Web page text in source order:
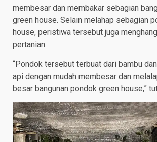
membesar dan membakar sebagian
green house. Selain melahap sebagian
house, peristiwa tersebut juga
pertanian.
“Pondok tersebut terbuat dari bambu
api dengan mudah membesar dan
besar bangunan pondok green house,”